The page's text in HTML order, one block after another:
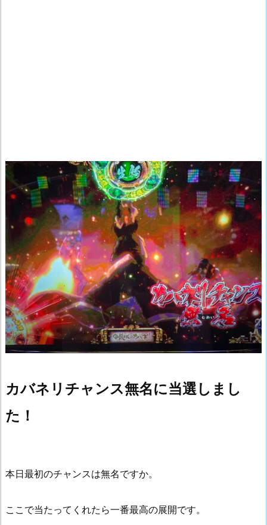
カバネリチャンス無名に当選しまし
た！
本日最初のチャンスは無名ですか。
ここで当たってくれたら一番最高の展開です。